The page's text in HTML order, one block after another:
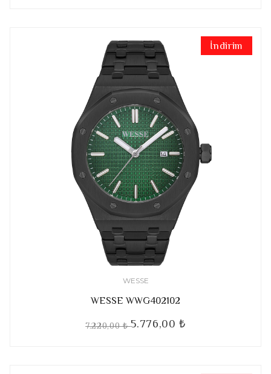
İndirim
WESSE
WESSE WWG402102
7.220,00 ₺5.776,00 ₺